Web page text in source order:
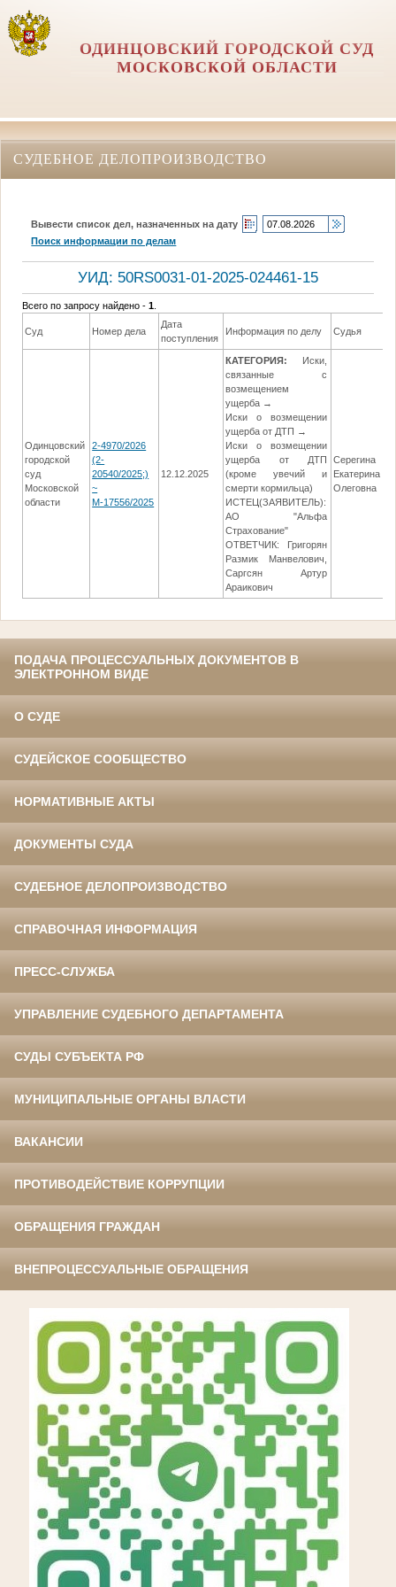
ОДИНЦОВСКИЙ ГОРОДСКОЙ СУД
МОСКОВСКОЙ ОБЛАСТИ
СУДЕБНОЕ ДЕЛОПРОИЗВОДСТВО
Вывести список дел, назначенных на дату
Поиск информации по делам
УИД: 50RS0031-01-2025-024461-15
Всего по запросу найдено -1
Суд Номер дела
Дата
поступления
Информация по делу Судья
Одинцовский
городской
суд
Московской
области
2-4970/2026
(2-
20540/2025;)
~
М-17556/2025
12.12.2025
КАТЕГОРИЯ:
Иски,
связанные с
возмещением
ущерба →
Иски о возмещении
ущерба от ДТП →
Иски о возмещении
ущерба от ДТП
(кроме увечий и
смерти кормильца)
ИСТЕЦ(ЗАЯВИТЕЛЬ):
АО "Альфа
Страхование"
ОТВЕТЧИК: Григорян
Размик Манвелович,
Саргсян Артур
Араикович
Серегина
Екатерина
Олеговна
ПОДАЧА ПРОЦЕССУАЛЬНЫХ ДОКУМЕНТОВ В
ЭЛЕКТРОННОМ ВИДЕ
О СУДЕ
СУДЕЙСКОЕ СООБЩЕСТВО
НОРМАТИВНЫЕ АКТЫ
ДОКУМЕНТЫ СУДА
СУДЕБНОЕ ДЕЛОПРОИЗВОДСТВО
СПРАВОЧНАЯ ИНФОРМАЦИЯ
ПРЕСС-СЛУЖБА
УПРАВЛЕНИЕ СУДЕБНОГО ДЕПАРТАМЕНТА
СУДЫ СУБЪЕКТА РФ
МУНИЦИПАЛЬНЫЕ ОРГАНЫ ВЛАСТИ
ВАКАНСИИ
ПРОТИВОДЕЙСТВИЕ КОРРУПЦИИ
ОБРАЩЕНИЯ ГРАЖДАН
ВНЕПРОЦЕССУАЛЬНЫЕ ОБРАЩЕНИЯ